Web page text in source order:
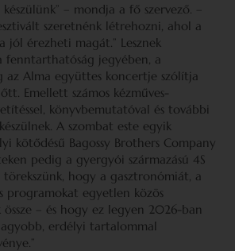
– mondja a fő szervező. –
szeretnénk létrehozni, ahol a
jól érezheti magát.” Lesznek
fenntarthatóság jegyében, a
az Alma együttes koncertje szólítja
Emellett számos kézműves-
könyvbemutatóval és további
A szombat este egyik
kötődésű Bagossy Brothers Company
pedig a gyergyói származású 4S
hogy a gasztronómiát, a
programokat egyetlen közös
össze – és hogy ez legyen 2026-ban
erdélyi tartalommal